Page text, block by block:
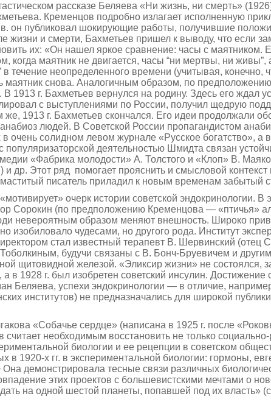
рассказе Беляева «Ни жизнь, ни смерть»
Кременцов подробно излагает исполненную
публиковал шокирующие работы, получившие
жизни и смерти, Бахметьев пришел к выводу, что если
их: «Он нашел яркое сравнение: часы с маятником.
когда маятник не двигается, часы “ни мерт­вы, ни
в течение неопределенного времени (учитывая,
маятник снова. Аналогичным образом, по
1913 г. Бахметьев вернулся на родину. Здесь его ждал
с выступлениями по России, получил щедрую
1913 г. Бахметьев скончался. Его идеи продолжали
людей. В Советской России пропагандистом
очень солидном левом журнале «Русское богатство»,
деятельностью Шмидта связан
«Фабрика молодости» А. Толстого и «Клоп» В.
др. Этот ряд помогает прояснить и смысловой
писатель приладил к новым временам забытый
очерк истории советской эндокринологии.
Сорокин (по предположению Кременцова — «птичья»
невероятным образом меняют внешность. Широко
изобиловало чудесами, но другого рода. Институт
стал известный терапевт В. Шервинский (отец
будучи связаны с В. Бонч-Бруеви­чем и
щитовидной железой. «Эликсир жизни» не состоялся,
1928 г. был изобретен советский инсулин.
Беляева, успехи эндокринологии — в отличие,
институтов) не предназначались для широкой
«Собачье сердце» (написана в 1925 г. после
необходимым восстановить не только
биологии и ее рецепции в советском
1920-х гг. в экспериментальной биологии: гормоны,
демонстрировала тесные связи различных
этих проектов с большевистскими мечтами о
на одной шестой планеты, попавшей под их власть»